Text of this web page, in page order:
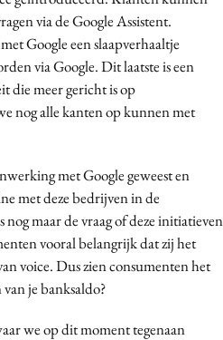
via de Google Assistent.
Google een slaapverhaaltje
via Google. Dit laatste is een
die meer gericht is op
nog alle kanten op kunnen met
met Google geweest en
met deze bedrijven in de
maar de vraag of deze initiatieven
vooral belangrijk dat zij het
voice. Dus zien consumenten het
je banksaldo?
we op dit moment tegenaan